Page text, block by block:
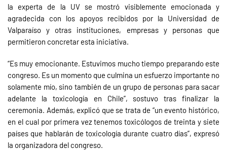
la experta de la UV se mostró visiblemente emocionada y
agradecida con los apoyos recibidos por la Universidad de
Valparaíso y otras instituciones, empresas y personas que
permitieron concretar esta iniciativa.
“Es muy emocionante. Estuvimos mucho tiempo preparando este
congreso. Es un momento que culmina un esfuerzo importante no
solamente mío, sino también de un grupo de personas para sacar
adelante la toxicología en Chile”, sostuvo tras finalizar la
ceremonia. Además, explicó que se trata de “un evento histórico,
en el cual por primera vez tenemos toxicólogos de treinta y siete
países que hablarán de toxicología durante cuatro días”, expresó
la organizadora del congreso.